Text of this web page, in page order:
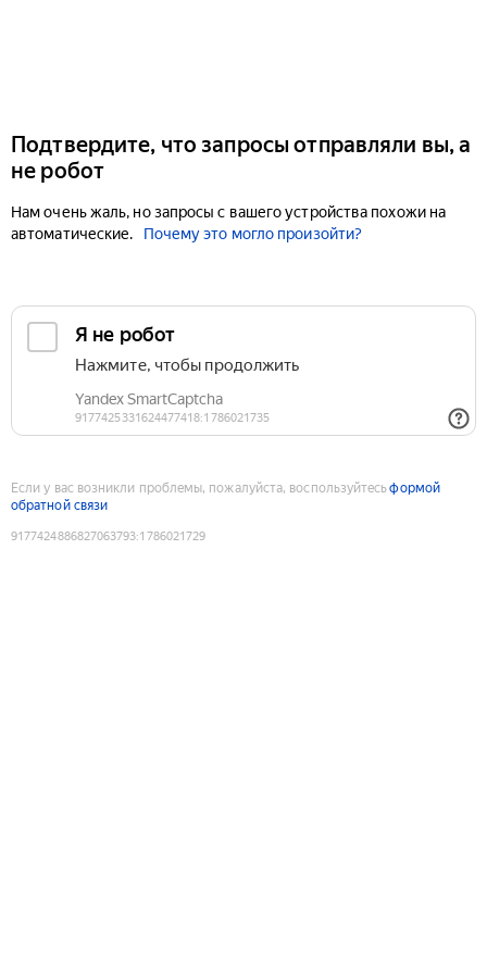
Подтвердите, что запросы отправляли вы, а
не робот
Нам очень жаль, но запросы с вашего устройства похожи на
автоматические.
Почему это могло произойти?
Если у вас возникли проблемы, пожалуйста, воспользуйтесьформой
обратной связи
9177424886827063793:1786021729